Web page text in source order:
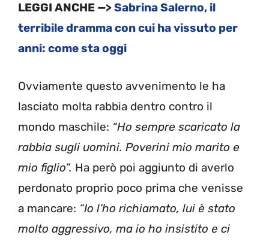
LEGGI ANCHE —>Sabrina Salerno, il
terribile dramma con cui ha vissuto per
anni: come sta oggi
Ovviamente questo avvenimento le ha
lasciato molta rabbia dentro contro il
mondo maschile: “Ho sempre scaricato la
rabbia sugli uomini. Poverini mio marito e
mio figlio”. Ha però poi aggiunto di averlo
perdonato proprio poco prima che venisse
a mancare: “Io l’ho richiamato, lui è stato
molto aggressivo, ma io ho insistito e ci